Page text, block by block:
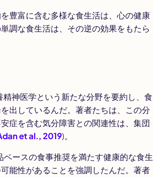
豊富に含む多様な食生活は、心の健康
調な食生活は、その逆の効果をもたら
神医学という新たな分野を要約し、食
出しているんだ。著者たちは、この分
症を含む気分障害との関連性は、集団
et al., 2019)。
ースの食事推奨を満たす健康的な食生
能性があることを強調したんだ。著者